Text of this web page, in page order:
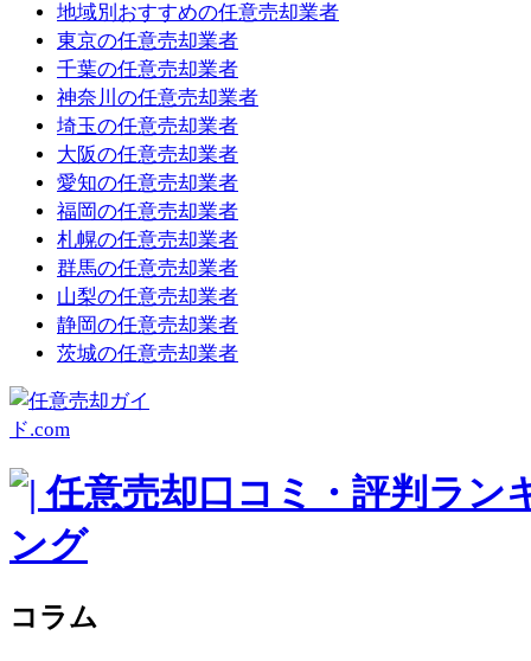
地域別おすすめの任意売却業者
東京の任意売却業者
千葉の任意売却業者
神奈川の任意売却業者
埼玉の任意売却業者
大阪の任意売却業者
愛知の任意売却業者
福岡の任意売却業者
札幌の任意売却業者
群馬の任意売却業者
山梨の任意売却業者
静岡の任意売却業者
茨城の任意売却業者
コラム